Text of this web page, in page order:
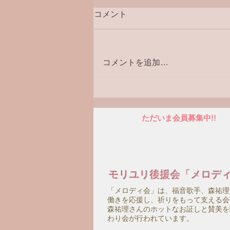
コメント
コメントを追加…
ただいま会員募集中!!
モリユリ後援会「メロデ
「メロディ会」は、福音歌手、森祐
働きを応援し、祈りをもって支える
森祐理さんのホットなお証しと賛美
わり会が行われています。